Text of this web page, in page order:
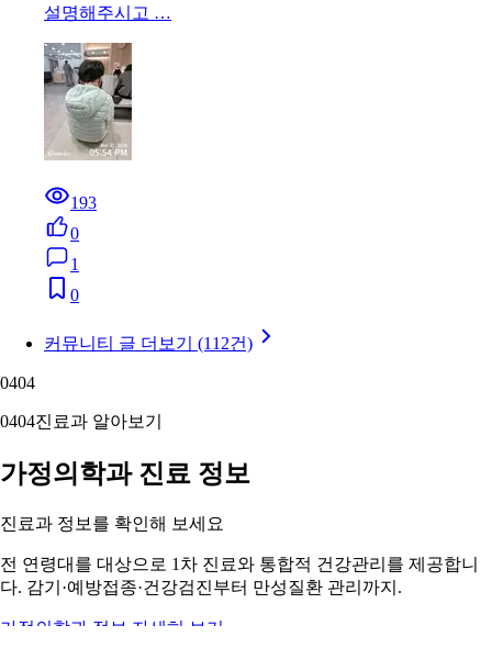
설명해주시고 …
193
0
1
0
커뮤니티 글 더보기 (112건)
0404
0404진료과 알아보기
가정의학과 진료 정보
진료과 정보를 확인해 보세요
전 연령대를 대상으로 1차 진료와 통합적 건강관리를 제공합니
다. 감기·예방접종·건강검진부터 만성질환 관리까지.
가정의학과 정보 자세히 보기 ›